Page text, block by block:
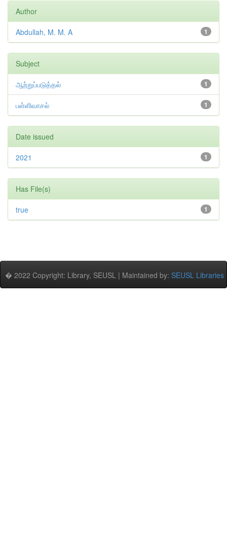
Author
1
Abdullah, M. M. A
Subject
1
ஆற்றுப்படுத்தல்
1
பள்ளிவாசல்
Date issued
1
2021
Has File(s)
1
true
� 2022 Copyright: Library, SEUSL | Maintained by: SEUSL Libraries